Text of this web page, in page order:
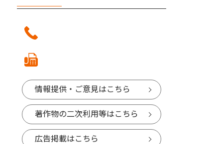
情報提供・ご意見はこちら
著作物の二次利用等はこちら
広告掲載はこちら